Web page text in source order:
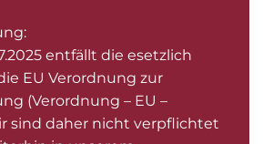
entfällt die esetzlich
EU Verordnung zur
(Verordnung – EU –
sind daher nicht verpflichtet